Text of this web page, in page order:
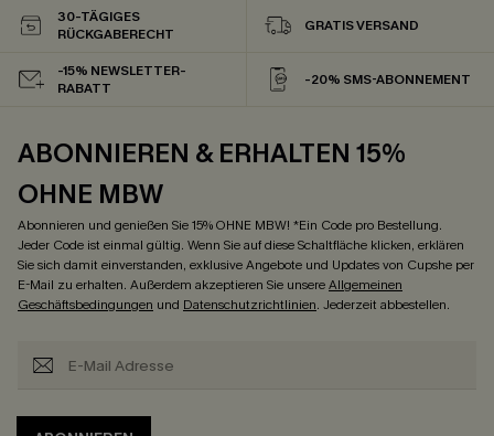
30-TÄGIGES
RÜCKGABERECHT
GRATIS VERSAND
-15% NEWSLETTER-
RABATT
-20% SMS-ABONNEMENT
ABONNIEREN & ERHALTEN 15%
OHNE MBW
Abonnieren und genießen Sie 15% OHNE MBW! *Ein Code pro Bestellung.
Jeder Code ist einmal gültig. Wenn Sie auf diese Schaltfläche klicken, erklären
Sie sich damit einverstanden, exklusive Angebote und Updates von Cupshe per
E-Mail zu erhalten. Außerdem akzeptieren Sie unsereAllgemeinen
Geschäftsbedingungen und Datenschutzrichtlinien. Jederzeit abbestellen.